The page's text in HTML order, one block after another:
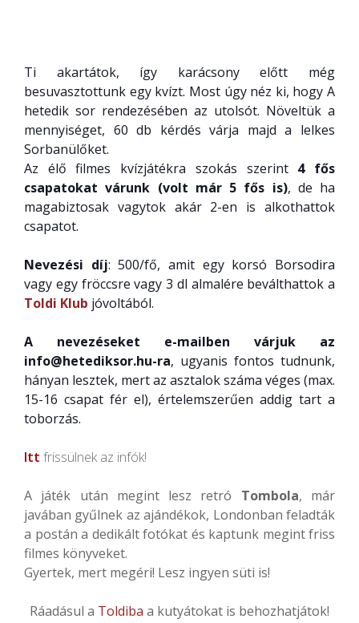
Ti akartátok, így karácsony előtt még
besuvasztottunk egy kvízt. Most úgy néz ki, hogy A
hetedik sor rendezésében az utolsót. Növeltük a
mennyiséget, 60 db kérdés várja majd a lelkes
Sorbanülőket.
Az élő filmes kvízjátékra szokás szerint 4 fős
csapatokat várunk (volt már 5 fős is), de ha
magabiztosak vagytok akár 2-en is alkothattok
csapatot.
Nevezési díj: 500/fő, amit egy korsó Borsodira
vagy egy fröccsre vagy 3 dl almalére beválthattok a
Toldi Klub jóvoltából.
A nevezéseket e-mailben várjuk az
info@hetediksor.hu-ra, ugyanis fontos tudnunk,
hányan lesztek, mert az asztalok száma véges (max.
15-16 csapat fér el), értelemszerűen addig tart a
toborzás.
Itt frissülnek az infók!
A játék után megint lesz retró Tombola, már
javában gyűlnek az ajándékok, Londonban feladták
a postán a dedikált fotókat és kaptunk megint friss
filmes könyveket.
Gyertek, mert megéri! Lesz ingyen süti is!
Ráadásul a Toldiba a kutyátokat is behozhatjátok!